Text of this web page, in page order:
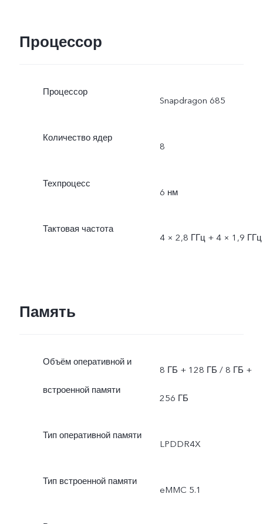
Процессор
Процессор
Snapdragon 685
Количество ядер
8
Техпроцесс
6 нм
Тактовая частота
4 × 2,8 ГГц + 4 × 1,9 ГГц
Память
Объём оперативной и
встроенной памяти
8 ГБ + 128 ГБ / 8 ГБ +
256 ГБ
Тип оперативной памяти
LPDDR4X
Тип встроенной памяти
eMMC 5.1